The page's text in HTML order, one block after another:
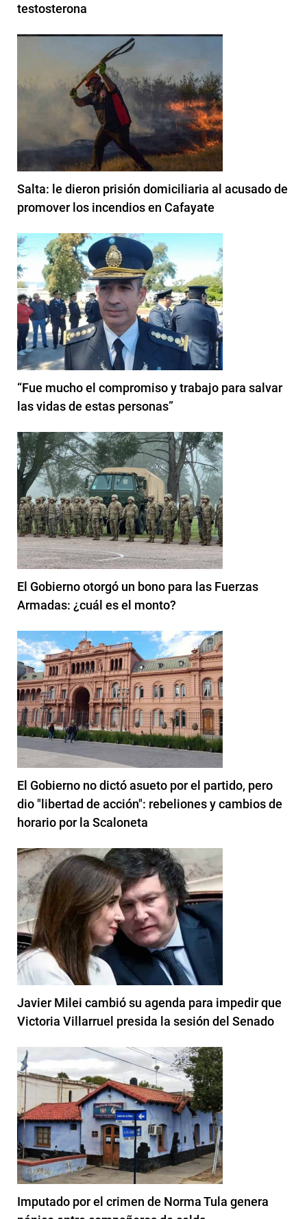
testosterona
Salta: le dieron prisión domiciliaria al acusado de
promover los incendios en Cafayate
“Fue mucho el compromiso y trabajo para salvar
las vidas de estas personas”
El Gobierno otorgó un bono para las Fuerzas
Armadas: ¿cuál es el monto?
El Gobierno no dictó asueto por el partido, pero
dio "libertad de acción": rebeliones y cambios de
horario por la Scaloneta
Javier Milei cambió su agenda para impedir que
Victoria Villarruel presida la sesión del Senado
Imputado por el crimen de Norma Tula genera